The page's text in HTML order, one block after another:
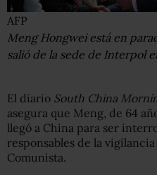
AFP
Meng Hongwei está en
salió de la sede de Interpol
El diario South China
asegura que Meng, de 64
llegó a China para ser
responsables de la
Comunista.